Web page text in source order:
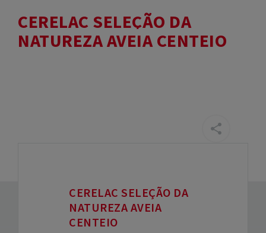
CERELAC SELEÇÃO DA
NATUREZA AVEIA CENTEIO
CERELAC SELEÇÃO DA
NATUREZA AVEIA
CENTEIO